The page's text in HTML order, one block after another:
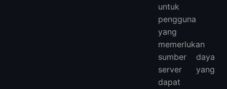
untuk
pengguna
yang
memerlukan
sumber daya
server yang
dapat